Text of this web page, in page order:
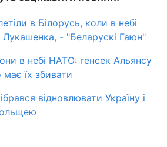
в Білорусь, коли в небі
Лукашенка, - "Беларускі Гаюн"
в небі НАТО: генсек Альянсу
їх збивати
відновлювати Україну і